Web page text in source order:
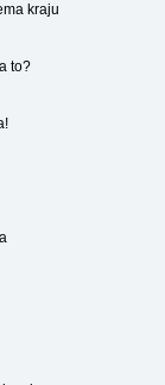
kraju
to?